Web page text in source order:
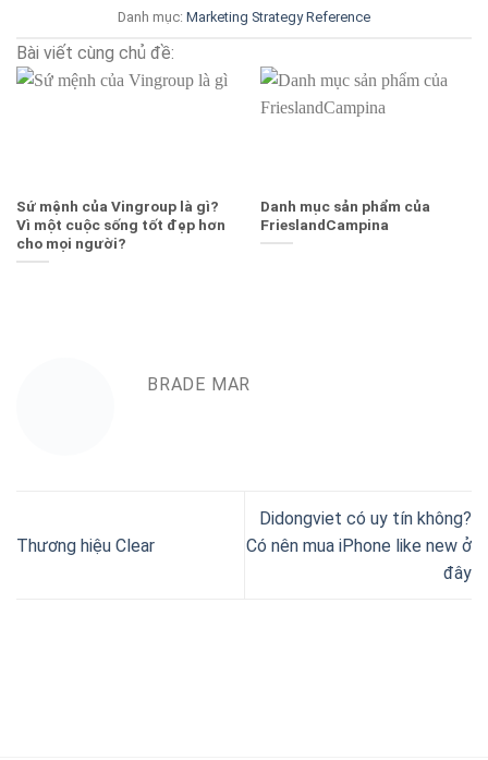
Danh mục: Marketing Strategy Reference
Bài viết cùng chủ đề:
Sứ mệnh của Vingroup là gì?
Vì một cuộc sống tốt đẹp hơn
cho mọi người?
Danh mục sản phẩm của
FrieslandCampina
BRADE MAR
Thương hiệu Clear
Didongviet có uy tín không?
Có nên mua iPhone like new ở
đây